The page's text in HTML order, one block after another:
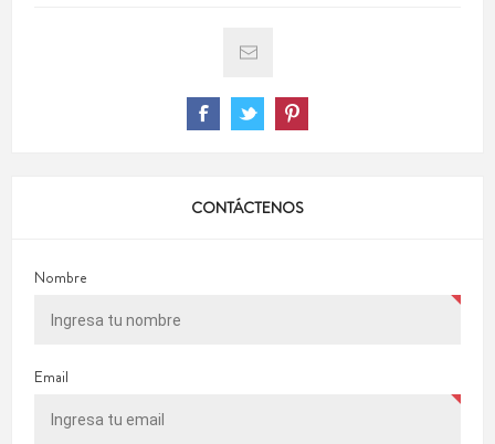
CONTÁCTENOS
Nombre
Email